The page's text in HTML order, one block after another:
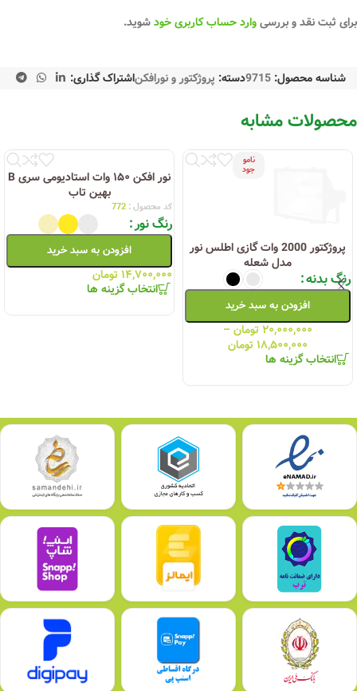
برای ثبت نقد و بررسیوارد حساب کاربری خودشوید.
شناسه محصول: 9715دسته: پروژکتور و نورافکناشتراک گذاری:
محصولات مشابه
نامو
جود
پروژکتور 2000 وات گازی اطلس نور
مدل شعله
رنگ بدنه
افزودن به سبد خرید
۲۰,۰۰۰,۰۰۰ تومان –
۱۸,۵۰۰,۰۰۰ تومان
انتخاب گزینه ها
بهین تاب